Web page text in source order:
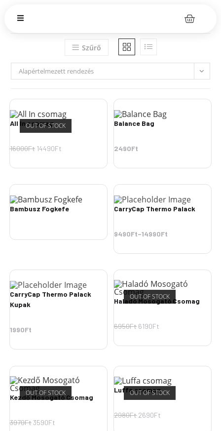
Szűrő
Alapértelmezett rendezés
OUT OF STOCK
All In csomag
16000Ft 14490Ft
Balance Bag
2490Ft
Bambusz Fogkefe CarryCap Thermo Palack
9490Ft–14990Ft
CarryCap Thermo Palack
Kupak
1990Ft
OUT OF STOCK
Haladó Mosogató Csomag
6950Ft 6190Ft
OUT OF STOCK
Kezdő Mosogató Csomag
3970Ft3590Ft
OUT OF STOCK
Luffa csomag
2980Ft 2690Ft